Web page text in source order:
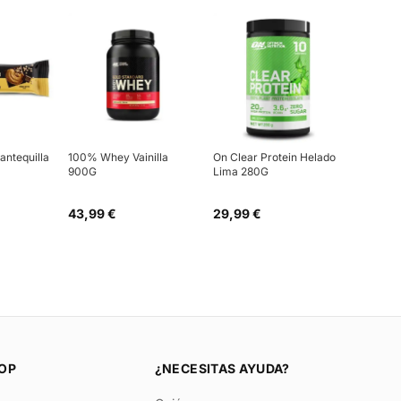
100% Whey Vainilla
900G
43,99 €
On Clear Protein Helado
Lima 280G
29,99 €
¿NECESITAS AYUDA?